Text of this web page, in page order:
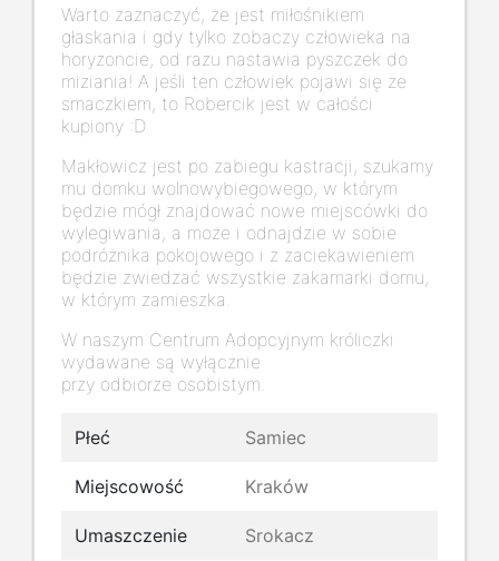
Warto zaznaczyć, że jest miłośnikiem
głaskania i gdy tylko zobaczy człowieka na
horyzoncie, od razu nastawia pyszczek do
miziania! A jeśli ten człowiek pojawi się ze
smaczkiem, to Robercik jest w całości
kupiony :D
Makłowicz jest po zabiegu kastracji, szukamy
mu domku wolnowybiegowego, w którym
będzie mógł znajdować nowe miejscówki do
wylegiwania, a może i odnajdzie w sobie
podróżnika pokojowego i z zaciekawieniem
będzie zwiedzać wszystkie zakamarki domu,
w którym zamieszka.
W naszym Centrum Adopcyjnym króliczki
wydawane są wyłącznie
przy odbiorze osobistym.
Płeć Samiec
Miejscowość Kraków
Umaszczenie Srokacz